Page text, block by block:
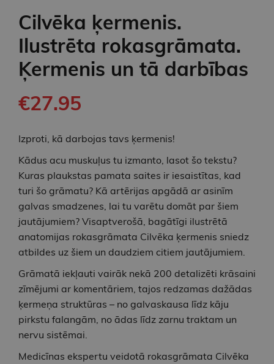
Cilvēka ķermenis.
Ilustrēta rokasgrāmata.
Ķermenis un tā darbības
€27.95
Izproti, kā darbojas tavs ķermenis!
Kādus acu muskuļus tu izmanto, lasot šo tekstu?
Kuras plaukstas pamata saites ir iesaistītas, kad
turi šo grāmatu? Kā artērijas apgādā ar asinīm
galvas smadzenes, lai tu varētu domāt par šiem
jautājumiem? Visaptverošā, bagātīgi ilustrētā
anatomijas rokasgrāmata Cilvēka ķermenis sniedz
atbildes uz šiem un daudziem citiem jautājumiem.
Grāmatā iekļauti vairāk nekā 200 detalizēti krāsaini
zīmējumi ar komentāriem, tajos redzamas dažādas
ķermeņa struktūras – no galvaskausa līdz kāju
pirkstu falangām, no ādas līdz zarnu traktam un
nervu sistēmai.
Medicīnas ekspertu veidotā rokasgrāmata Cilvēka